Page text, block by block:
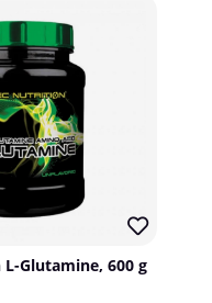
Glutamine, 600 g
vaan tässä
Tuote on täysin